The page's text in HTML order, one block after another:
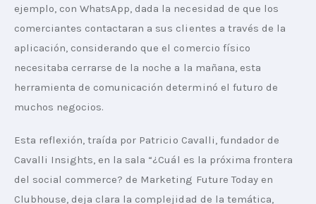
ejemplo, con WhatsApp, dada la necesidad de que los
comerciantes contactaran a sus clientes a través de la
aplicación, considerando que el comercio físico
necesitaba cerrarse de la noche a la mañana, esta
herramienta de comunicación determinó el futuro de
muchos negocios.
Esta reflexión, traída por Patricio Cavalli, fundador de
Cavalli Insights, en la sala “¿Cuál es la próxima frontera
del social commerce? de Marketing Future Today en
Clubhouse, deja clara la complejidad de la temática,